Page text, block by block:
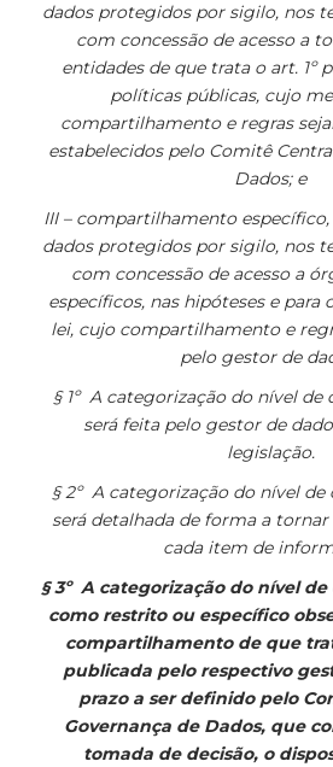
dados protegidos por sigilo, nos
com concessão de acesso a
entidades de que trata o art. 1º
políticas públicas, cujo
compartilhamento e regras
estabelecidos pelo Comitê
Dados; e
III – compartilhamento
dados protegidos por sigilo, nos
com concessão de acesso a
específicos, nas hipóteses e para
lei, cujo compartilhamento e
pelo gestor de
§ 1º A categorização do nível
será feita pelo gestor de
legislação.
§ 2º A categorização do nível
será detalhada de forma a tornar
cada item de
§ 3º A categorização do nível
como restrito ou específico
compartilhamento de que
publicada pelo respectivo
prazo a ser definido pelo
Governança de Dados, que
tomada de decisão, o